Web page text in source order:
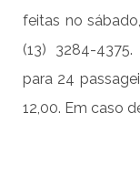
feitas no
(13) 3284-
para 24
12,00. Em caso